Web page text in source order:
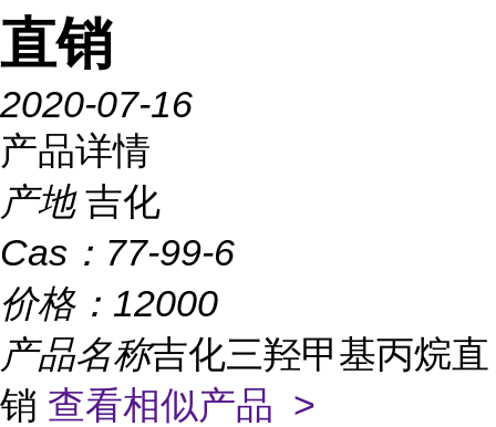
直销
2020-07-16
产品详情
产地 吉化
Cas： 77-99-6
价格： 12000
产品名称吉化三羟甲基丙烷直
销 查看相似产品 >